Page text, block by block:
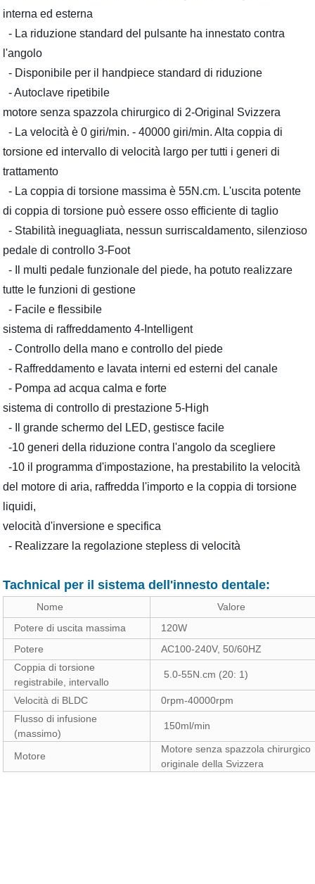
interna ed esterna
- La riduzione standard del pulsante ha innestato contra
l'angolo
- Disponibile per il handpiece standard di riduzione
- Autoclave ripetibile
motore senza spazzola chirurgico di 2-Original Svizzera
- La velocità è 0 giri/min. - 40000 giri/min. Alta coppia di
torsione ed intervallo di velocità largo per tutti i generi di
trattamento
- La coppia di torsione massima è 55N.cm. L'uscita potente
di coppia di torsione può essere osso efficiente di taglio
- Stabilità ineguagliata, nessun surriscaldamento, silenzioso
pedale di controllo 3-Foot
- Il multi pedale funzionale del piede, ha potuto realizzare
tutte le funzioni di gestione
- Facile e flessibile
sistema di raffreddamento 4-Intelligent
- Controllo della mano e controllo del piede
- Raffreddamento e lavata interni ed esterni del canale
- Pompa ad acqua calma e forte
sistema di controllo di prestazione 5-High
- Il grande schermo del LED, gestisce facile
-10 generi della riduzione contra l'angolo da scegliere
-10 il programma d'impostazione, ha prestabilito la velocità
del motore di aria, raffredda l'importo e la coppia di torsione
liquidi,
velocità d'inversione e specifica
- Realizzare la regolazione stepless di velocità
Tachnical per il sistema dell'innesto dentale:
Nome
Valore
Potere di uscita massima
120W
Potere
AC100-240V, 50/60HZ
Coppia di torsione
registrabile, intervallo
5.0-55N.cm (20: 1)
Velocità di BLDC
0rpm-40000rpm
Flusso di infusione
(massimo)
150ml/min
Motore
Motore senza spazzola chirurgico
originale della Svizzera